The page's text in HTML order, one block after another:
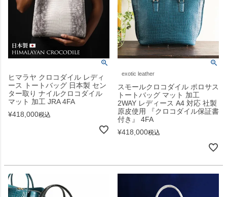
ヒマラヤ クロコダイル レディ
ース トートバッグ 日本製 セン
ター取り ナイルクロコダイル
マット 加工 JRA 4FA
¥418,000税込
exotic leather
スモールクロコダイル ポロサス
トートバッグ マット 加工
2WAY レディース A4 対応 社製
原皮使用 『クロコダイル保証書
付き』 4FA
¥418,000税込